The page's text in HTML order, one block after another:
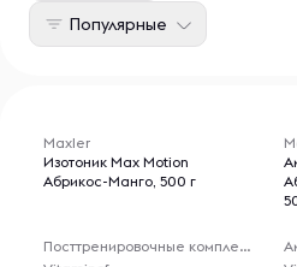
Популярные
Maxler
Изотоник Max Motion
Абрикос-Манго, 500 г
Посттренировочные комплексы